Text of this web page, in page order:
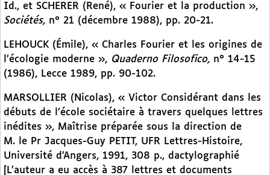
Id., et SCHERER (René), « Fourier et la production »,
Sociétés, n° 21 (décembre 1988), pp. 20-21.
LEHOUCK (Émile), « Charles Fourier et les origines de
l’écologie moderne », Quaderno Filosofico, n° 14-15
(1986), Lecce 1989, pp. 90-102.
MARSOLLIER (Nicolas), « Victor Considérant dans les
débuts de l’école sociétaire à travers quelques lettres
inédites », Maîtrise préparée sous la direction de
M. le Pr Jacques-Guy PETIT, UFR Lettres-Histoire,
Université d’Angers, 1991, 308 p., dactylographié
[L’auteur a eu accès à 387 lettres et documents